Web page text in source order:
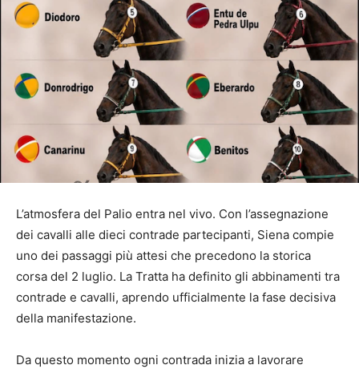
L’atmosfera del Palio entra nel vivo. Con l’assegnazione
dei cavalli alle dieci contrade partecipanti, Siena compie
uno dei passaggi più attesi che precedono la storica
corsa del 2 luglio. La Tratta ha definito gli abbinamenti tra
contrade e cavalli, aprendo ufficialmente la fase decisiva
della manifestazione.
Da questo momento ogni contrada inizia a lavorare